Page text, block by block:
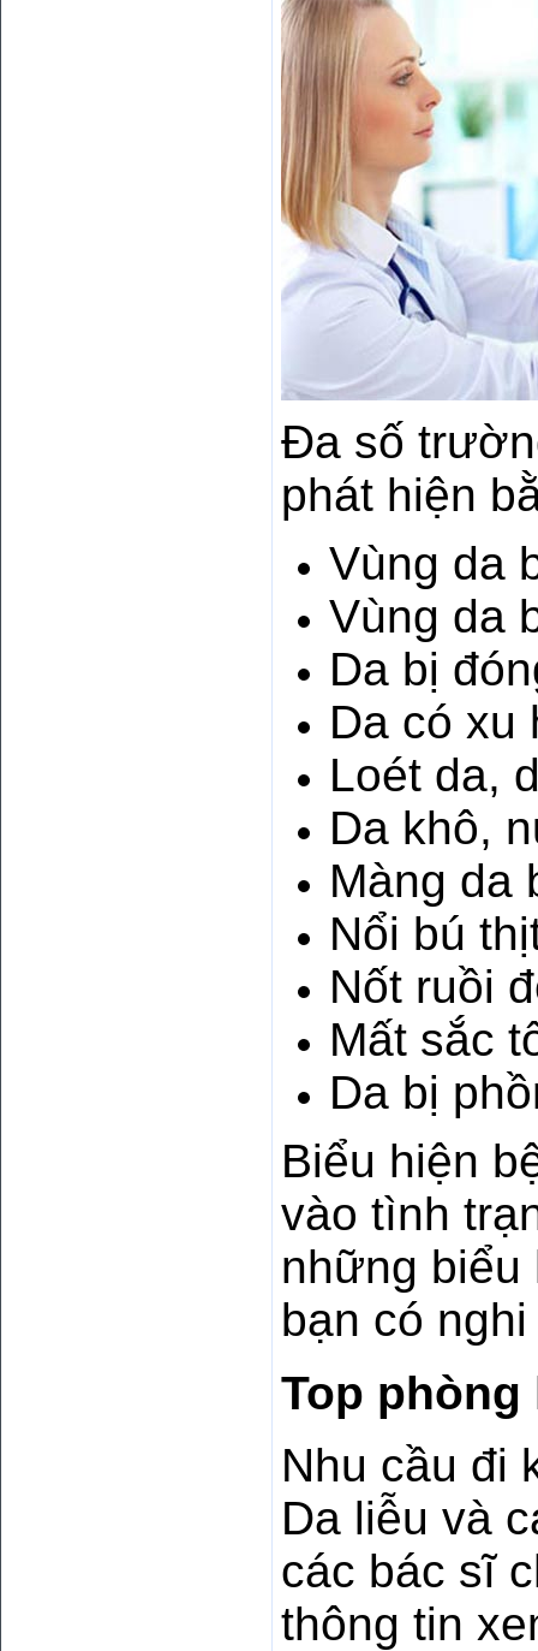
Đa số
phát hiện
Vùng da
Vùng da
Da bị
Da có xu
Loét da,
Da khô,
Màng da
Nổi bú
Nốt ruồi
Mất sắc
Da bị
Biểu hiện
vào tình
những biểu
bạn có
Top phòng
Nhu cầu đi
Da liễu và
các bác sĩ
thông tin